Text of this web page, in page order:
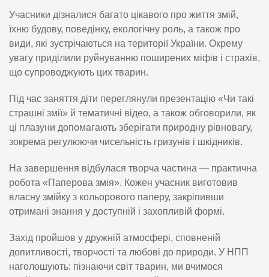
Учасники дізналися багато цікавого про життя змій,
їхню будову, поведінку, екологічну роль, а також про
види, які зустрічаються на території України. Окрему
увагу приділили руйнуванню поширених міфів і страхів,
що супроводжують цих тварин.
Під час заняття діти переглянули презентацію «Чи такі
страшні змії» й тематичні відео, а також обговорили, як
ці плазуни допомагають зберігати природну рівновагу,
зокрема регулюючи чисельність гризунів і шкідників.
На завершення відбулася творча частина — практична
робота «Паперова змія». Кожен учасник виготовив
власну змійку з кольорового паперу, закріпивши
отримані знання у доступній і захопливій формі.
Захід пройшов у дружній атмосфері, сповненій
допитливості, творчості та любові до природи. У НПП
наголошують: пізнаючи світ тварин, ми вчимося